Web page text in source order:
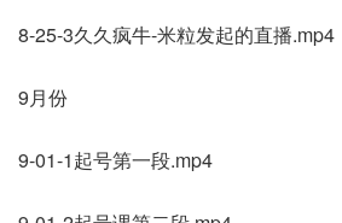
8-25-3久久疯牛-米粒发起的直播.mp4
9月份
9-01-1起号第一段.mp4